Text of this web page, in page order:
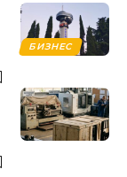
БИЗНЕС